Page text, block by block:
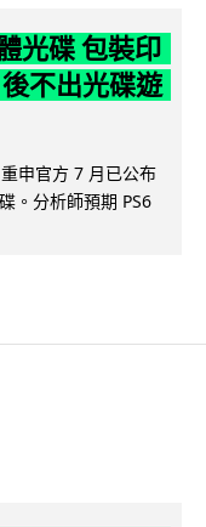
光碟 包裝印
不出光碟遊
申官方 7 月已公布
。分析師預期 PS6